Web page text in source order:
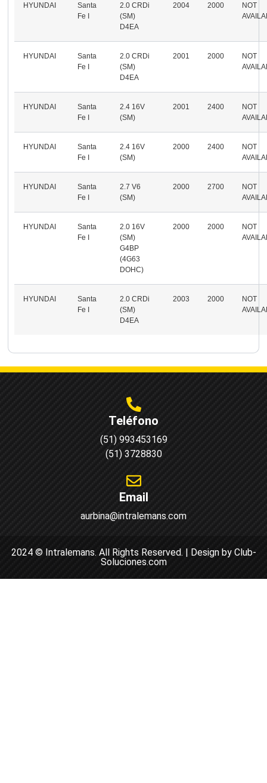
HYUNDAI
Santa
Fe I
2.0 CRDi
(SM)
D4EA
2004 2000
NOT
HYUNDAI
Santa
Fe I
2.0 CRDi
(SM)
D4EA
2001 2000
NOT
HYUNDAI
Santa
Fe I
2.4 16V
(SM)
2001 2400
NOT
HYUNDAI
Santa
Fe I
2.4 16V
(SM)
2000 2400
NOT
HYUNDAI
Santa
Fe I
2.7 V6
(SM)
2000 2700
NOT
HYUNDAI
Santa
Fe I
2.0 16V
(SM)
G4BP
(4G63
DOHC)
2000 2000
NOT
HYUNDAI
Santa
Fe I
2.0 CRDi
(SM)
D4EA
2003 2000
NOT
Teléfono
(51) 993453169
(51) 3728830
Email
aurbina@intralemans.com
2024 © Intralemans. All Rights Reserved. | Design by Club-
Soluciones.com